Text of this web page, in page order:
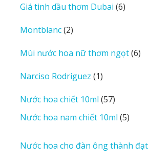
Giá tinh dầu thơm Dubai 66
Montblanc 22
phẩm
Mùi nước hoa nữ thơm ngọt 66
Narciso Rodriguez 11
phẩm
Nước hoa chiết 10ml 5757
sản
phẩm
Nước hoa nam chiết 10ml 55
phẩm
Nước hoa cho đàn ông thành đạt